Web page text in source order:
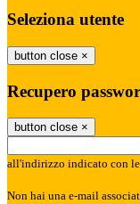
Seleziona utente
button close ×
Recupero
button close ×
all'indirizzo indicato con
Non hai una e-mail